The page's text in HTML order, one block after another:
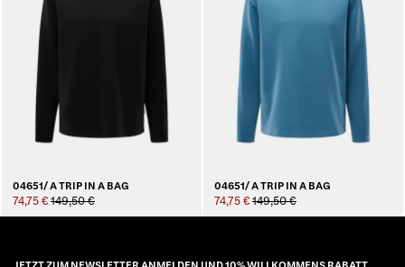
04651/ A TRIP IN A BAG
74,75 € 149,50 €
04651/ A TRIP IN A BAG
74,75 € 149,50 €